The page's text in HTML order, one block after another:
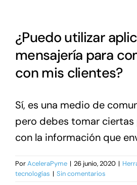
¿Puedo utilizar
mensajería para
con mis clientes?
Sí, es una medio de
pero debes tomar ciertas
con la información que
PorAceleraPyme | 26 junio, 2020 |
tecnologías | Sin comentarios